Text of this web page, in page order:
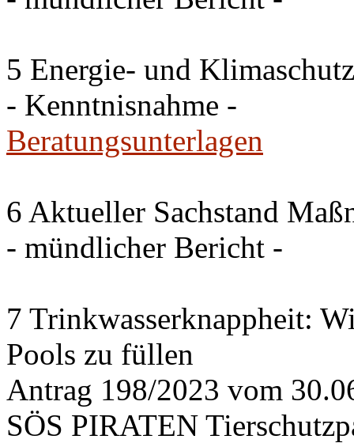
5 Energie- und
- Kenntnisnahme -
Beratungsunterlagen
6 Aktueller Sachstand
- mündlicher Bericht -
7 Trinkwasserknappheit:
Pools zu füllen
Antrag 198/2023 vom
SÖS PIRATEN